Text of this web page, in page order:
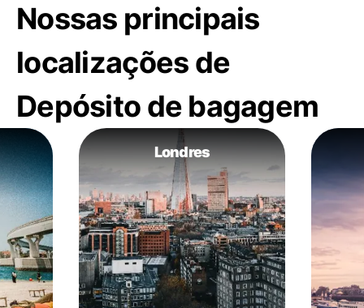
Nossas principais
localizações de
Depósito de bagagem
Londres